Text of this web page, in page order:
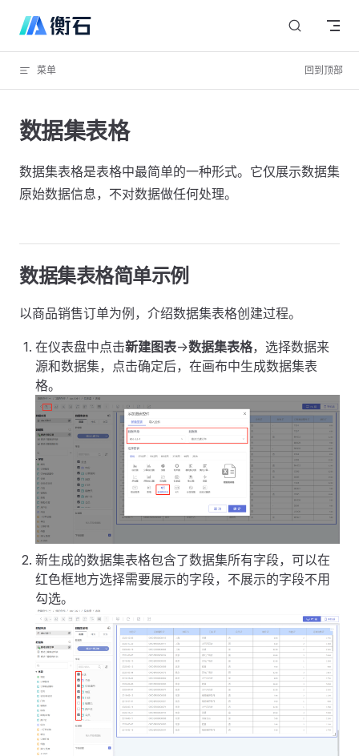
Skip to content
菜单 回到顶部
数据集表格
数据集表格是表格中最简单的一种形式。它仅展示数据集
原始数据信息，不对数据做任何处理。
数据集表格简单示例
以商品销售订单为例，介绍数据集表格创建过程。
在仪表盘中点击新建图表->数据集表格，选择数据来
源和数据集，点击确定后，在画布中生成数据集表
格。
新生成的数据集表格包含了数据集所有字段，可以在
红色框地方选择需要展示的字段，不展示的字段不用
勾选。